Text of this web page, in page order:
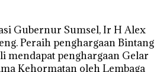
Gubernur Sumsel, Ir H Alex
Peraih penghargaan Bintang
mendapat penghargaan Gelar
Kehormatan oleh Lembaga